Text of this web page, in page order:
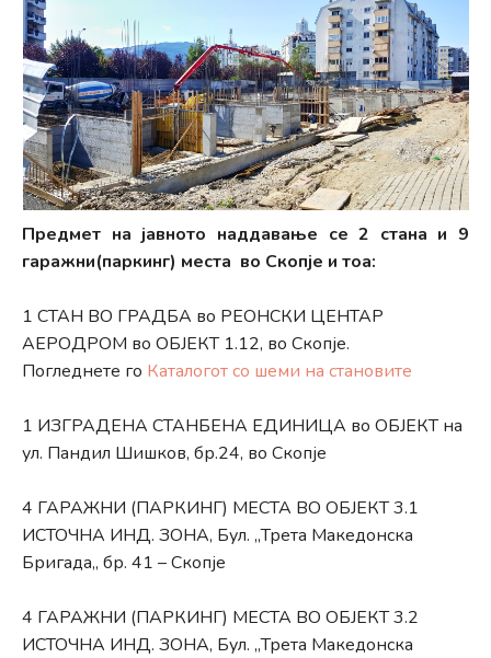
Предмет на јавното наддавање се 2 станa и 9
гаражни(паркинг) места во Скопје и тоа:
1 СТАН ВО ГРАДБА во РЕОНСКИ ЦЕНТАР
АЕРОДРОМ во ОБЈЕКТ 1.12, во Скопје.
Погледнете го Каталогот со шеми на становите
1 ИЗГРАДЕНА СТАНБЕНА ЕДИНИЦА во ОБЈЕКТ на
ул. Пандил Шишков, бр.24, во Скопје
4 ГАРАЖНИ (ПАРКИНГ) МЕСТА ВО ОБЈЕКТ 3.1
ИСТОЧНА ИНД. ЗОНА, Бул. ,,Трета Македонска
Бригада,, бр. 41 – Скопје
4 ГАРАЖНИ (ПАРКИНГ) МЕСТА ВО ОБЈЕКТ 3.2
ИСТОЧНА ИНД. ЗОНА, Бул. ,,Трета Македонска